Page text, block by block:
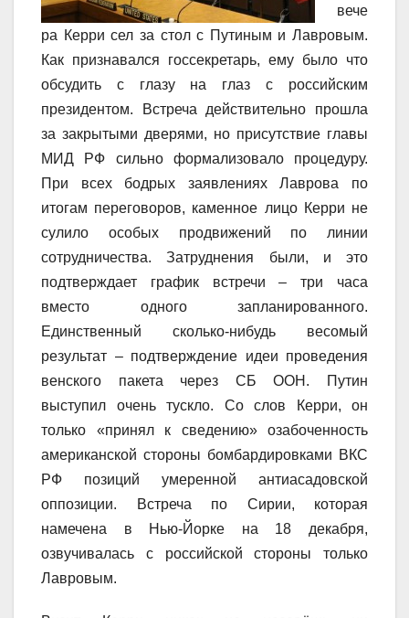
вече
ра Керри сел за стол с Путиным и Лавровым.
Как признавался госсекретарь, ему было что
обсудить с глазу на глаз с российским
президентом. Встреча действительно прошла
за закрытыми дверями, но присутствие главы
МИД РФ сильно формализовало процедуру.
При всех бодрых заявлениях Лаврова по
итогам переговоров, каменное лицо Керри не
сулило особых продвижений по линии
сотрудничества. Затруднения были, и это
подтверждает график встречи – три часа
вместо одного запланированного.
Единственный сколько-нибудь весомый
результат – подтверждение идеи проведения
венского пакета через СБ ООН. Путин
выступил очень тускло. Со слов Керри, он
только «принял к сведению» озабоченность
американской стороны бомбардировками ВКС
РФ позиций умеренной антиасадовской
оппозиции. Встреча по Сирии, которая
намечена в Нью-Йорке на 18 декабря,
озвучивалась с российской стороны только
Лавровым.